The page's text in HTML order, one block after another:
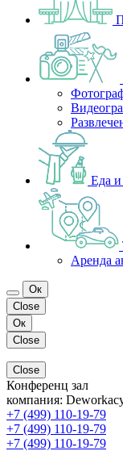
Еда
Аренда
Ок
Close
Ок
Close
Close
Конференц зал
компания:
+7 (499) 110-19-79
+7 (499) 110-19-79
+7 (499) 110-19-79